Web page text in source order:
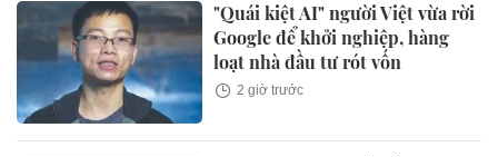
"Quái kiệt AI" người Việt vừa rời
Google để khởi nghiệp, hàng
loạt nhà đầu tư rót vốn
2 giờ trước